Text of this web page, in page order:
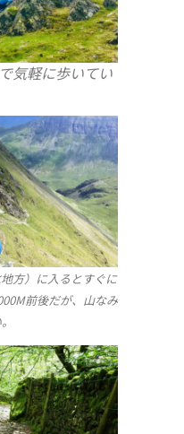
気軽に歩いてい
方）に入るとすぐに
前後だが、山なみ